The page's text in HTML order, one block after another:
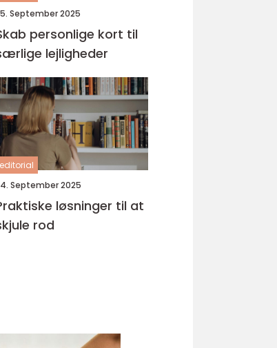
September 2025
personlige kort til
lejligheder
editorial
September 2025
løsninger til at
rod